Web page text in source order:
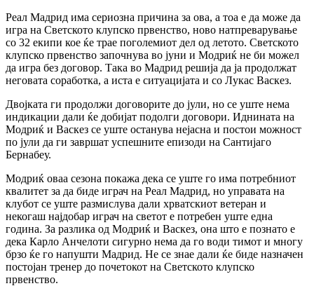
Реал Мадрид има сериозна причина за ова, а тоа е да може да
игра на Светското клупско првенство, ново натпреварување
со 32 екипи кое ќе трае поголемиот дел од летото. Светското
клупско првенство започнува во јуни и Модриќ не би можел
да игра без договор. Така во Мадрид решија да ја продолжат
неговата соработка, а иста е ситуацијата и со Лукас Васкез.
Двојката ги продолжи договорите до јули, но се уште нема
индикации дали ќе добијат подолги договори. Иднината на
Модриќ и Васкез се уште останува нејасна и постои можност
по јули да ги завршат успешните епизоди на Сантијаго
Бернабеу.
Модриќ оваа сезона покажа дека се уште го има потребниот
квалитет за да биде играч на Реал Мадрид, но управата на
клубот се уште размислува дали хрватскиот ветеран и
некогаш најдобар играч на светот е потребен уште една
година. За разлика од Модриќ и Васкез, она што е познато е
дека Карло Анчелоти сигурно нема да го води тимот и многу
брзо ќе го напушти Мадрид. Не се знае дали ќе биде назначен
постојан тренер до почетокот на Светското клупско
првенство.